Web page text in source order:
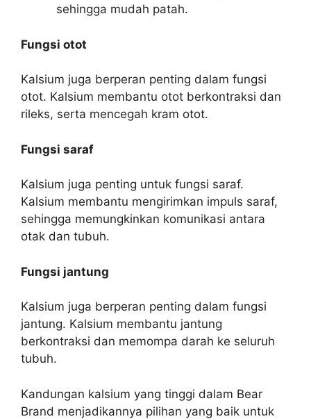
sehingga mudah patah.
Fungsi otot
Kalsium juga berperan penting dalam fungsi
otot. Kalsium membantu otot berkontraksi dan
rileks, serta mencegah kram otot.
Fungsi saraf
Kalsium juga penting untuk fungsi saraf.
Kalsium membantu mengirimkan impuls saraf,
sehingga memungkinkan komunikasi antara
otak dan tubuh.
Fungsi jantung
Kalsium juga berperan penting dalam fungsi
jantung. Kalsium membantu jantung
berkontraksi dan memompa darah ke seluruh
tubuh.
Kandungan kalsium yang tinggi dalam Bear
Brand menjadikannya pilihan yang baik untuk